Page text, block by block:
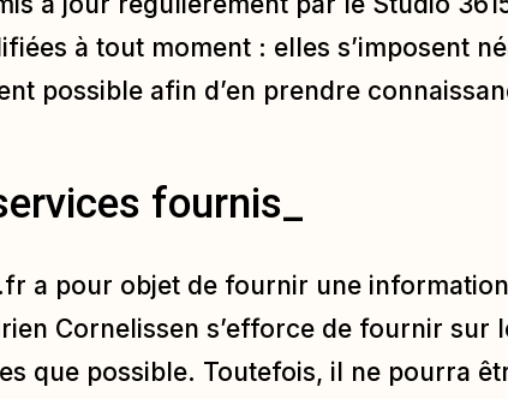
à tout moment : elles s’imposent
possible afin d’en prendre
fournis_
a pour objet de fournir une
Cornelissen s’efforce de fournir sur
que possible. Toutefois, il ne pourra